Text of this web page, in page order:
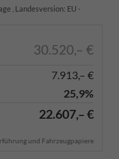
, Landesversion: EU -
30.520,– €
7.913,– €
25,9%
22.607,– €
und Fahrzeugpapiere